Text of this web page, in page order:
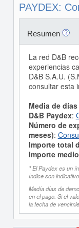
PAYDEX:
Resumen
La red D&B
experiencias
D&B S.A.U.
consultar esta
Media de
D&B Paydex:
Número de
meses):
Importe total
Importe
* El Paydex es un
índice son
Medía días de
en el pago. Si el
la fecha de